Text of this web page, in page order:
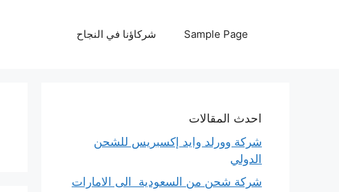
Sample Page شركاؤنا في النجاح
احدث المقالات
شركة وورلد وايد إكسبريس للشحن
الدولي
شركة شحن من السعودية الى الامارات